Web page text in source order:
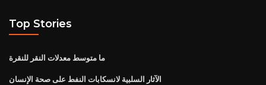
Top Stories
ما متوسط ​​معدلات النقر للنقرة
الآثار السلبية لانسكابات النفط على صحة الإنسان